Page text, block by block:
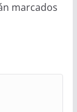
marcados